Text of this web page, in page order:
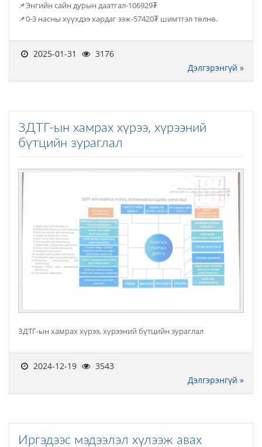
📌Энгийн сайн дурын даатгал-106929₮
📌0-3 насны хүүхдээ хардаг ээж-57420₮ шимтгэл төлнө.
2025-01-31
3176
Дэлгэрэнгүй »
ЗДТГ-ын хамрах хүрээ, хүрээний
бүтцийн зураглал
ЗДТГ-ын хамрах хүрээ, хүрээний бүтцийн зураглал
2024-12-19
3543
Дэлгэрэнгүй »
Иргэдээс мэдээлэл хүлээж авах